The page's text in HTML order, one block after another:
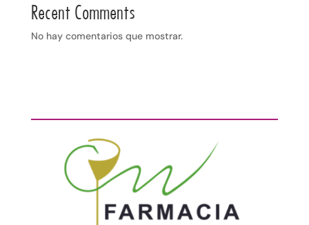
Recent Comments
No hay comentarios que mostrar.